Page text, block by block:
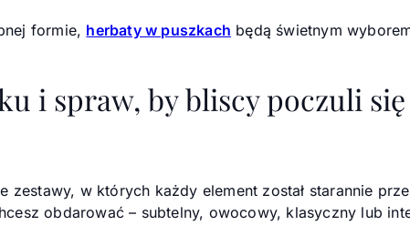
formie, herbaty w puszkach będą świetnym
i spraw, by bliscy poczuli
zestawy, w których każdy element został starannie
obdarować – subtelny, owocowy, klasyczny lub